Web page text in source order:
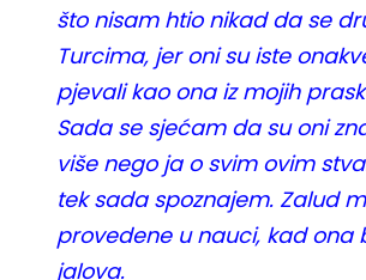
što nisam htio nikad da se
Turcima, jer oni su iste
pjevali kao ona iz mojih
Sada se sjećam da su oni
više nego ja o svim ovim
tek sada spoznajem. Zalud
provedene u nauci, kad ona
jalova.